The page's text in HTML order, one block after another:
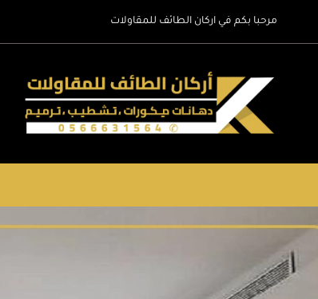
مرحبا بكم في اركان الطائف للمقاولات